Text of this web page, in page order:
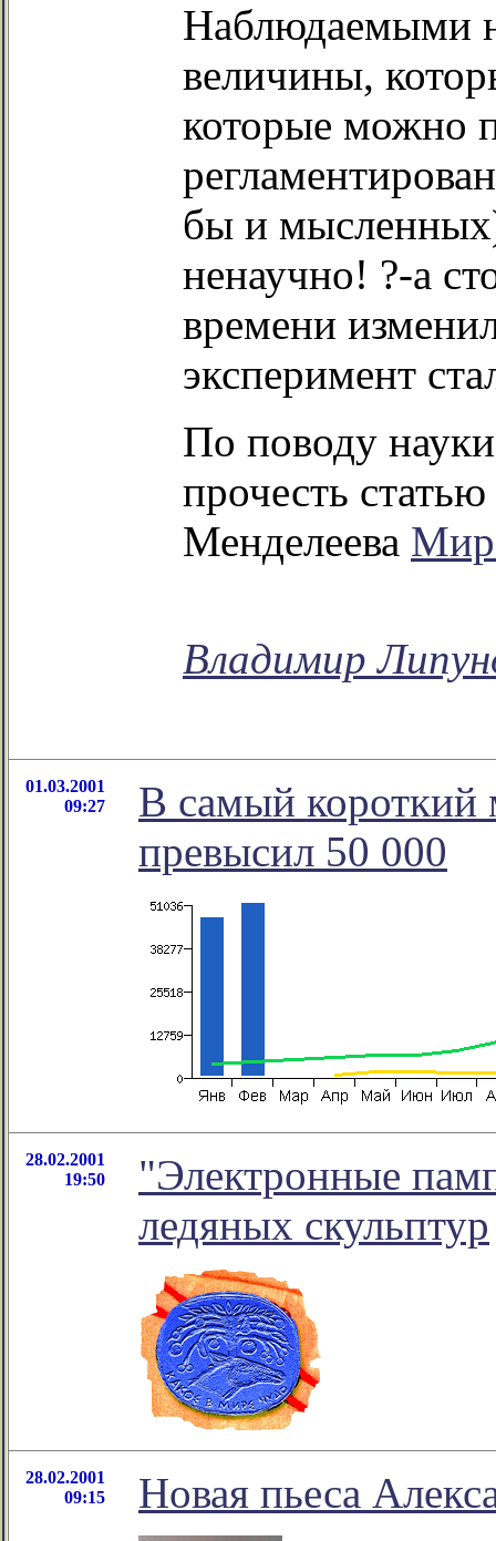
Наблюдаемыми
величины,
которые можно
бы и
ненаучно! ?-а
времени
эксперимент
По поводу
прочесть
Менделеева
Владимир
01.03.2001
09:27
В самый короткий
превысил 50 000
28.02.2001
19:50
"Электронные
ледяных скульптур
28.02.2001
09:15
Новая пьеса